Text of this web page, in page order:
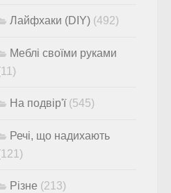
Лайфхаки (DIY) (492)
Меблі своїми руками
На подвір'ї(545)
Речі, що надихають
Різне (213)